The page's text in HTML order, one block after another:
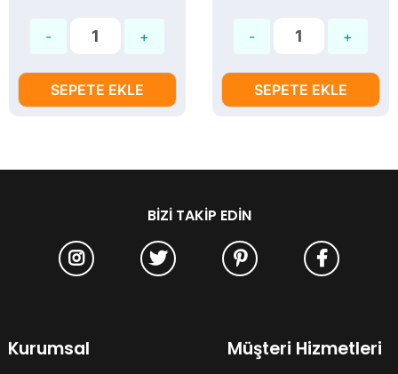
SEPETE EKLE SEPETE EKLE
BIZI TAKIP EDIN
Kurumsal Müşteri Hizmetleri